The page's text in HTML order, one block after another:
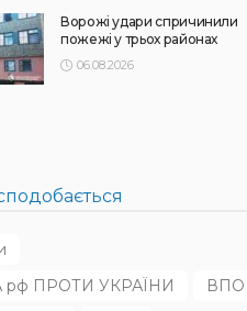
Ворожі удари спричинили
пожежі у трьох районах
06.08.2026
рф ПРОТИ УКРАЇНИ
ВПО